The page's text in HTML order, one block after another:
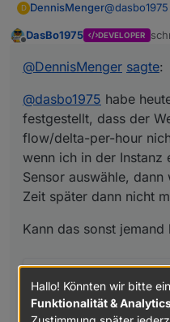
D DennisMenger@dasbo1975
flow/delta-
Sensor
Version
Kann das
DasBo1975 DEVELOPER
@DennisMenger sagte:
@dasbo1975 habe
festgestellt, dass der
flow/delta-per-hour
wenn ich in der Instanz
Sensor auswähle,
Zeit später dann nicht
Kann das sonst jemand
Hallo! Könnten wir bitte
Funktionalität &